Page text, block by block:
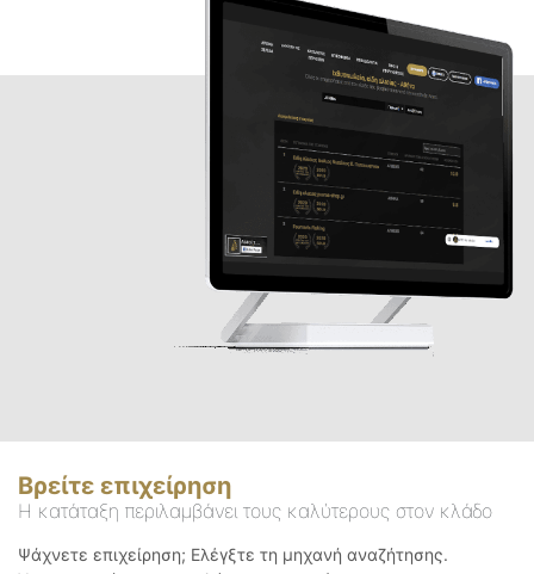
Βρείτε επιχείρηση
Η κατάταξη περιλαμβάνει τους καλύτερους στον κλάδο
Ψάχνετε επιχείρηση; Ελέγξτε τη μηχανή αναζήτησης.